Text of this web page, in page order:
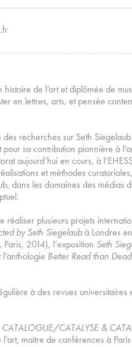
de l’art et diplômée de
en lettres, arts, et pensée
recherches sur Seth
pour sa contribution pionnière à
aujourd’hui en cours, à
et méthodes
dans les domaines des médias
réaliser plusieurs projets
by Seth Siegelaubà Londres
2014), l’exposition Seth
Better Read than
à des revues universitaires
CATALYSE &
maître de conférences à